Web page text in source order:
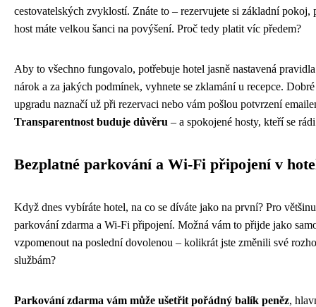
cestovatelských zvyklostí. Znáte to – rezervujete si základní pokoj,
host máte velkou šanci na povýšení. Proč tedy platit víc předem?
Aby to všechno fungovalo, potřebuje hotel jasně nastavená
nárok a za jakých podmínek, vyhnete se zklamání u recepce.
upgradu naznačí už při rezervaci nebo vám pošlou potvrzení
Transparentnost buduje důvěru – a spokojené hosty, kteří se
Bezplatné parkování a Wi-Fi připojení v
Když dnes vybíráte hotel, na co se díváte jako na první? Pro
parkování zdarma a Wi-Fi připojení. Možná vám to přijde jako
vzpomenout na poslední dovolenou – kolikrát jste změnili své
službám?
Parkování zdarma vám může ušetřit pořádný balík peněz,